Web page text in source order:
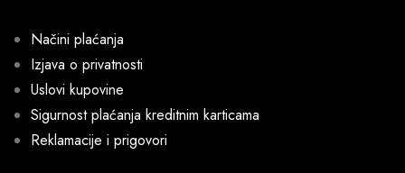
Načini plaćanja
Izjava o privatnosti
Uslovi kupovine
Sigurnost plaćanja kreditnim karticama
Reklamacije i prigovori